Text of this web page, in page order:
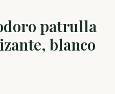
patrulla
blanco